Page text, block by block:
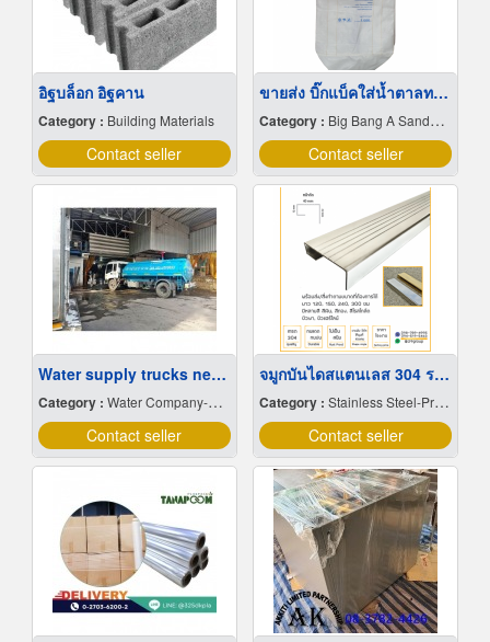
อิฐบล็อก อิฐคาน
Category : Building Materials
Contact seller
ขายส่ง บิ๊กแบ็คใส่น้ำตาลทราย สมุทรปราการ
Category : Big Bang A Sandbag.
Contact seller
Water supply trucks near me
Category : Water Company-Bulk
Contact seller
จมูกบันไดสแตนเลส 304 ราคาโรงงาน
Category : Stainless Steel-Products
Contact seller